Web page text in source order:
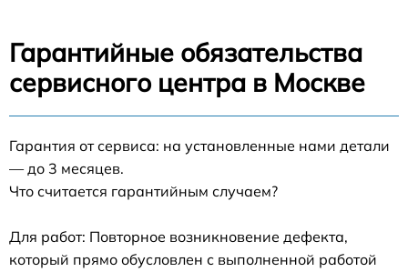
Гарантийные обязательства
сервисного центра в Москве
Гарантия от сервиса: на установленные нами детали
— до 3 месяцев.
Что считается гарантийным случаем?
Для работ: Повторное возникновение дефекта,
который прямо обусловлен с выполненной работой